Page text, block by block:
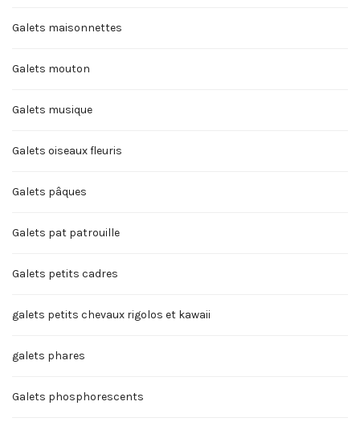
Galets maisonnettes
Galets mouton
Galets musique
Galets oiseaux fleuris
Galets pâques
Galets pat patrouille
Galets petits cadres
galets petits chevaux rigolos et kawaii
galets phares
Galets phosphorescents